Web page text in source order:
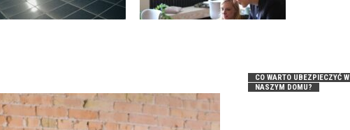
CO WARTO UBEZPIECZYĆ W
NASZYM DOMU?